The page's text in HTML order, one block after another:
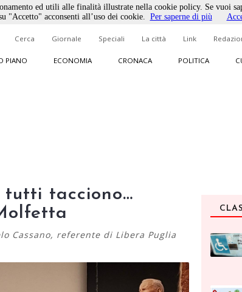
Cerca Giornale Speciali La città Link
PIANO ECONOMIA CRONACA POLITICA
tutti tacciono…
Cassano, referente di Libera Puglia
ed utili alle finalità illustrate nella cookie policy. Se vuoi
"Accetto" acconsenti all’uso dei cookie. Per saperne di più